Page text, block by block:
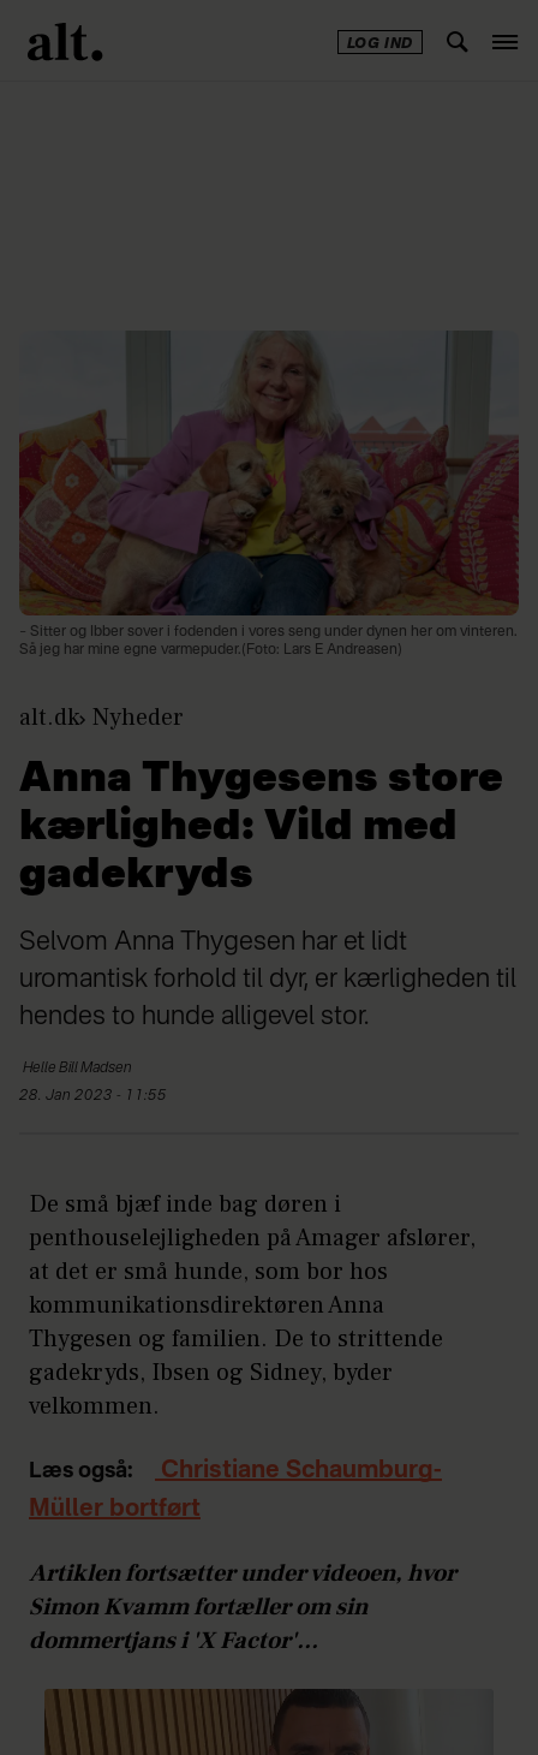
LOG IND
– Sitter og Ibber sover i fodenden i vores seng under dynen her om vinteren.
Så jeg har mine egne varmepuder.(Foto: Lars E Andreasen)
alt.dk Nyheder
Anna Thygesens store
kærlighed: Vild med
gadekryds
Selvom Anna Thygesen har et lidt
uromantisk forhold til dyr, er kærligheden til
hendes to hunde alligevel stor.
Helle Bill Madsen
28. Jan 2023 - 11:55
De små bjæf inde bag døren i
penthouselejligheden på Amager afslører,
at det er små hunde, som bor hos
kommunikationsdirektøren Anna
Thygesen og familien. De to strittende
gadekryds, Ibsen og Sidney, byder
velkommen.
Læs også:
Christiane Schaumburg-
Müller bortført
Artiklen fortsætter under videoen, hvor
Simon Kvamm fortæller om sin
dommertjans i 'X Factor'...